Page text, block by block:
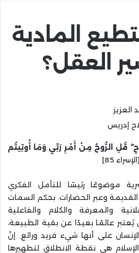
المادية
العقل؟
إدريس
قُلِ الرُّوحُ مِنْ أَمْرِ رَبِّي وَمَا أُوتِيتُم
85]
موضوعًا رئيسًا للتأمل الفكري
وعبر الحضارات. بحكم السمات
والمعرفة والكلام والفاعلية
يُعتبر عالمًا بعيدًا عن بقية الطبيعة،
على أنها شيء فريد ورائع. إنّ
هي نقطة الانطلاق لتطهيرها